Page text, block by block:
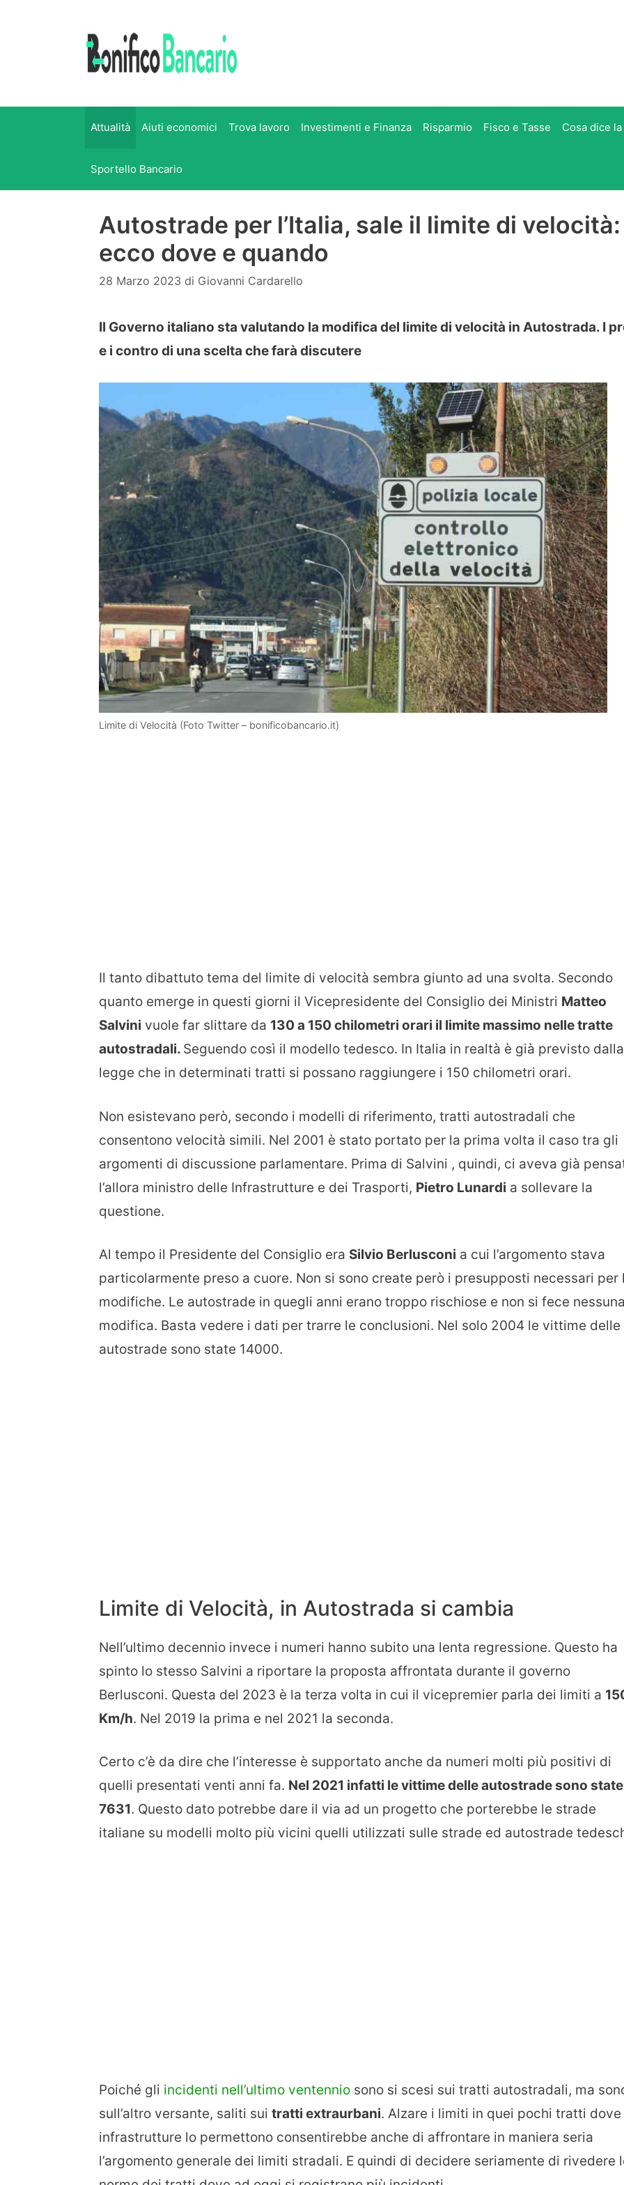
Attualità Aiuti economici Trova lavoro Investimenti e Finanza Risparmio Fisco e Tasse Cosa dice
Sportello Bancario
Autostrade per l’Italia, sale il limite di velocità:
ecco dove e quando
28 Marzo 2023 di Giovanni Cardarello
Il Governo italiano sta valutando la modifica del limite di velocità in Autostrada. I
e i contro di una scelta che farà discutere
Limite di Velocità (Foto Twitter – bonificobancario.it)
Il tanto dibattuto tema del limite di velocità sembra giunto ad una svolta. Secondo
quanto emerge in questi giorni il Vicepresidente del Consiglio dei Ministri Matteo
Salvini vuole far slittare da 130 a 150 chilometri orari il limite massimo nelle tratte
autostradali. Seguendo così il modello tedesco. In Italia in realtà è già previsto dalla
legge che in determinati tratti si possano raggiungere i 150 chilometri orari.
Non esistevano però, secondo i modelli di riferimento, tratti autostradali che
consentono velocità simili. Nel 2001 è stato portato per la prima volta il caso tra gli
argomenti di discussione parlamentare. Prima di Salvini , quindi, ci aveva già
l’allora ministro delle Infrastrutture e dei Trasporti, Pietro Lunardi a sollevare la
questione.
Al tempo il Presidente del Consiglio era Silvio Berlusconi a cui l’argomento stava
particolarmente preso a cuore. Non si sono create però i presupposti necessari per
modifiche. Le autostrade in quegli anni erano troppo rischiose e non si fece
modifica. Basta vedere i dati per trarre le conclusioni. Nel solo 2004 le vittime delle
autostrade sono state 14000.
Limite di Velocità, in Autostrada si cambia
Nell’ultimo decennio invece i numeri hanno subito una lenta regressione. Questo ha
spinto lo stesso Salvini a riportare la proposta affrontata durante il governo
Berlusconi. Questa del 2023 è la terza volta in cui il vicepremier parla dei limiti a
Km/h. Nel 2019 la prima e nel 2021 la seconda.
Certo c’è da dire che l’interesse è supportato anche da numeri molti più positivi di
quelli presentati venti anni fa. Nel 2021 infatti le vittime delle autostrade sono state
7631. Questo dato potrebbe dare il via ad un progetto che porterebbe le strade
italiane su modelli molto più vicini quelli utilizzati sulle strade ed autostrade
Poiché gli incidenti nell’ultimo ventennio sono si scesi sui tratti autostradali, ma
sull’altro versante, saliti sui tratti extraurbani. Alzare i limiti in quei pochi tratti dove
infrastrutture lo permettono consentirebbe anche di affrontare in maniera seria
l’argomento generale dei limiti stradali. E quindi di decidere seriamente di rivedere